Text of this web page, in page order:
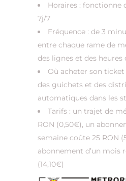
Horaires : fonctionne
7j/7
Fréquence : de 3
entre chaque rame de
des lignes et des heures
Où acheter son
des guichets et des
automatiques dans les
Tarifs : un trajet de
RON (0,50€), un
semaine coûte 25 RON
abonnement d’un mois
(14,10€)